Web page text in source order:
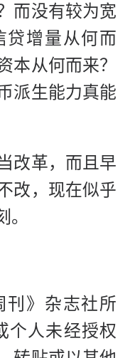
而没有较为宽
贷增量从何而
本从何而来？
派生能力真能
改革，而且早
改，现在似乎
刊》杂志社所
个人未经授权